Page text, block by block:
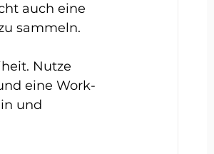
auch eine
sammeln.
Nutze
eine Work-
und